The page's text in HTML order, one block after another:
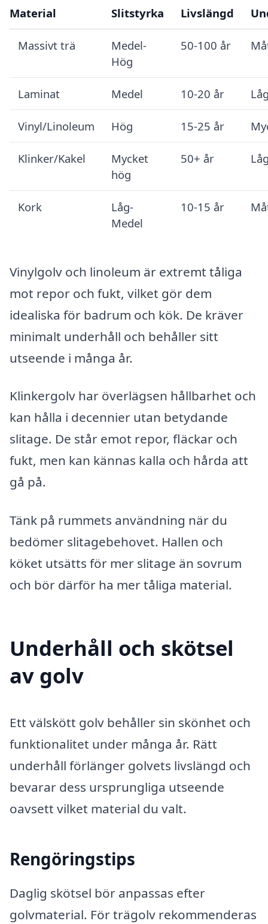
Material Slitstyrka Livslängd
Massivt trä
Medel-
Hög
50-100 år
Laminat Medel 10-20 år
Vinyl/Linoleum Hög 15-25 år
Klinker/Kakel
Mycket
hög
50+ år
Kork
Låg-
Medel
10-15 år
Vinylgolv och linoleum är extremt tåliga
mot repor och fukt, vilket gör dem
idealiska för badrum och kök. De kräver
minimalt underhåll och behåller sitt
utseende i många år.
Klinkergolv har överlägsen hållbarhet och
kan hålla i decennier utan betydande
slitage. De står emot repor, fläckar och
fukt, men kan kännas kalla och hårda att
gå på.
Tänk på rummets användning när du
bedömer slitagebehovet. Hallen och
köket utsätts för mer slitage än sovrum
och bör därför ha mer tåliga material.
Underhåll och skötsel
av golv
Ett välskött golv behåller sin skönhet och
funktionalitet under många år. Rätt
underhåll förlänger golvets livslängd och
bevarar dess ursprungliga utseende
oavsett vilket material du valt.
Rengöringstips
Daglig skötsel bör anpassas efter
golvmaterial. För trägolv rekommenderas